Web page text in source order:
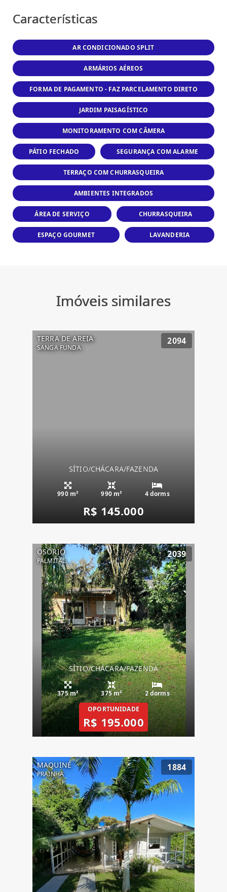
Características
AR CONDICIONADO SPLIT
ARMÁRIOS AÉREOS
FORMA DE PAGAMENTO - FAZ PARCELAMENTO DIRETO
JARDIM PAISAGÍSTICO
MONITORAMENTO COM CÂMERA
PÁTIO FECHADO SEGURANÇA COM ALARME
TERRAÇO COM CHURRASQUEIRA
AMBIENTES INTEGRADOS
ÁREA DE SERVIÇO CHURRASQUEIRA
ESPAÇO GOURMET LAVANDERIA
Imóveis similares
TERRA DE AREIA
SANGA FUNDA
2094
SÍTIO/CHÁCARA/FAZENDA
990 m² 990 m² 4 dorms
R$ 145.000
OSÓRIO
PALMITAL
2039
SÍTIO/CHÁCARA/FAZENDA
375 m² 375 m²
2 dorms
OPORTUNIDADE
R$ 195.000
MAQUINÉ
PRAINHA
1884